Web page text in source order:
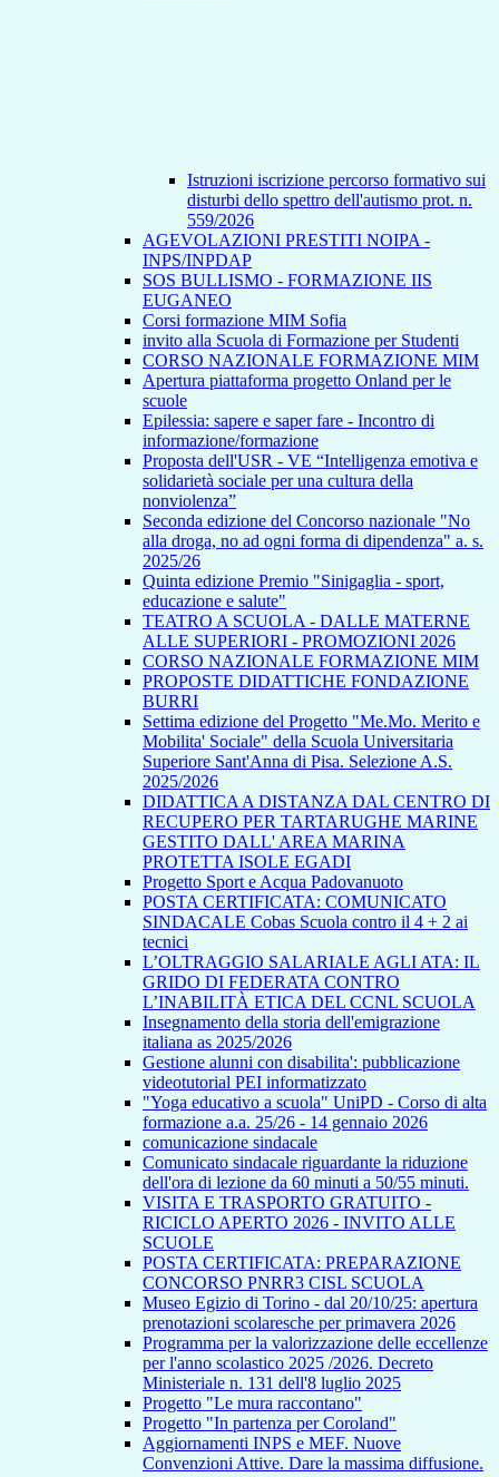
Istruzioni iscrizione percorso formativo sui
disturbi dello spettro dell'autismo prot. n.
559/2026
AGEVOLAZIONI PRESTITI NOIPA -
INPS/INPDAP
SOS BULLISMO - FORMAZIONE IIS
EUGANEO
Corsi formazione MIM Sofia
invito alla Scuola di Formazione per Studenti
CORSO NAZIONALE FORMAZIONE MIM
Apertura piattaforma progetto Onland per le
scuole
Epilessia: sapere e saper fare - Incontro di
informazione/formazione
Proposta dell'USR - VE “Intelligenza emotiva e
solidarietà sociale per una cultura della
nonviolenza”
Seconda edizione del Concorso nazionale "No
alla droga, no ad ogni forma di dipendenza" a. s.
2025/26
Quinta edizione Premio "Sinigaglia - sport,
educazione e salute"
TEATRO A SCUOLA - DALLE MATERNE
ALLE SUPERIORI - PROMOZIONI 2026
CORSO NAZIONALE FORMAZIONE MIM
PROPOSTE DIDATTICHE FONDAZIONE
BURRI
Settima edizione del Progetto "Me.Mo. Merito e
Mobilita' Sociale" della Scuola Universitaria
Superiore Sant'Anna di Pisa. Selezione A.S.
2025/2026
DIDATTICA A DISTANZA DAL CENTRO DI
RECUPERO PER TARTARUGHE MARINE
GESTITO DALL' AREA MARINA
PROTETTA ISOLE EGADI
Progetto Sport e Acqua Padovanuoto
POSTA CERTIFICATA: COMUNICATO
SINDACALE Cobas Scuola contro il 4 + 2 ai
tecnici
L’OLTRAGGIO SALARIALE AGLI ATA: IL
GRIDO DI FEDERATA CONTRO
L’INABILITÀ ETICA DEL CCNL SCUOLA
Insegnamento della storia dell'emigrazione
italiana as 2025/2026
Gestione alunni con disabilita': pubblicazione
videotutorial PEI informatizzato
"Yoga educativo a scuola" UniPD - Corso di alta
formazione a.a. 25/26 - 14 gennaio 2026
comunicazione sindacale
Comunicato sindacale riguardante la riduzione
dell'ora di lezione da 60 minuti a 50/55 minuti.
VISITA E TRASPORTO GRATUITO -
RICICLO APERTO 2026 - INVITO ALLE
SCUOLE
POSTA CERTIFICATA: PREPARAZIONE
CONCORSO PNRR3 CISL SCUOLA
Museo Egizio di Torino - dal 20/10/25: apertura
prenotazioni scolaresche per primavera 2026
Programma per la valorizzazione delle eccellenze
per l'anno scolastico 2025 /2026. Decreto
Ministeriale n. 131 dell'8 luglio 2025
Progetto "Le mura raccontano"
Progetto "In partenza per Coroland"
Aggiornamenti INPS e MEF. Nuove
Convenzioni Attive. Dare la massima diffusione.